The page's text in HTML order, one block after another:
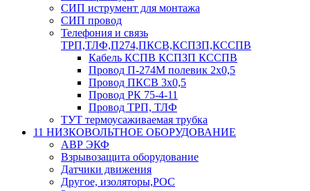
СИП иструмент для монтажа
СИП провод
Телефония и связь
ТРП,ТЛФ,П274,ПКСВ,КСПЗП,КССПВ
Кабель КСПВ КСПЗП КССПВ
Провод П-274М полевик 2х0,5
Провод ПКСВ 3х0,5
Провод РК 75-4-11
Провод ТРП, ТЛФ
ТУТ термоусаживаемая трубка
11 НИЗКОВОЛЬТНОЕ ОБОРУДОВАНИЕ
АВР ЭКФ
Взрывозащита оборудование
Датчики движения
Другое, изоляторы,РОС